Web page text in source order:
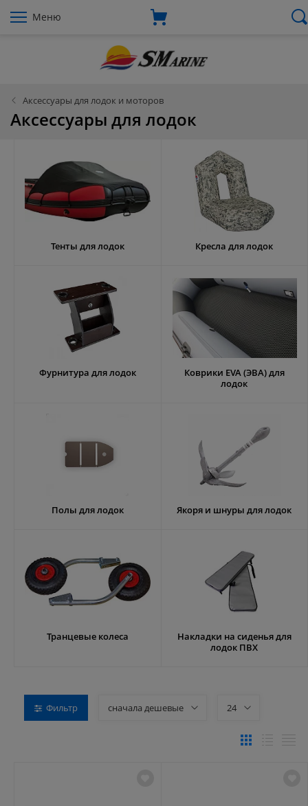
Меню
Аксессуары для лодок и моторов
Аксессуары для лодок
Тенты для лодок Кресла для лодок
Фурнитура для лодок
Коврики EVA (ЭВА) для
лодок
Полы для лодок Якоря и шнуры для лодок
Транцевые колеса
Накладки на сиденья для
лодок ПВХ
Фильтр сначала дешевые 24